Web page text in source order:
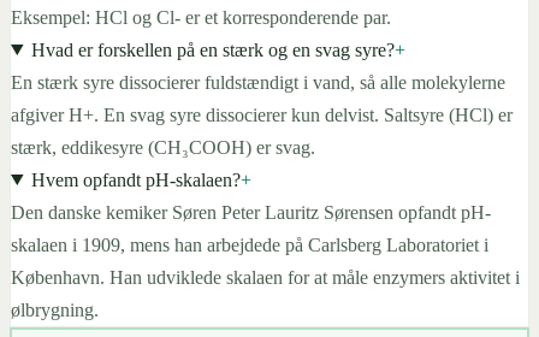
Eksempel: HCl og Cl- er et korresponderende par.
Hvad er forskellen på en stærk og en svag syre?+
En stærk syre dissocierer fuldstændigt i vand, så alle molekylerne
afgiver H+. En svag syre dissocierer kun delvist. Saltsyre (HCl) er
stærk, eddikesyre (CH₃COOH) er svag.
Hvem opfandt pH-skalaen?+
Den danske kemiker Søren Peter Lauritz Sørensen opfandt pH-
skalaen i 1909, mens han arbejdede på Carlsberg Laboratoriet i
København. Han udviklede skalaen for at måle enzymers aktivitet i
ølbrygning.